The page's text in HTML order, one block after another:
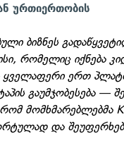
ურთიერთობის
ბიზნეს
რომელიც იქნება
ერთ
გაუმჯობესება —
მომხმარებლებმა
და